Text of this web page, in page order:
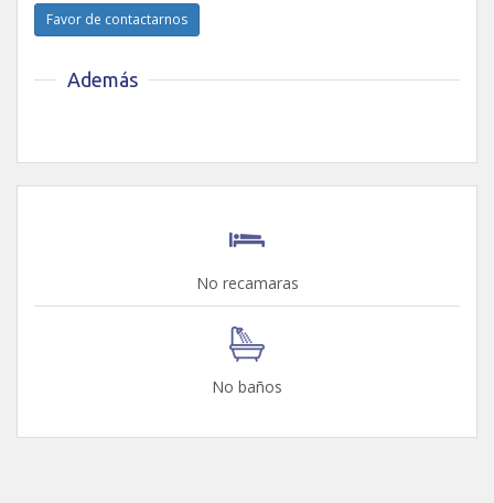
Favor de contactarnos
Además
No recamaras
No baños